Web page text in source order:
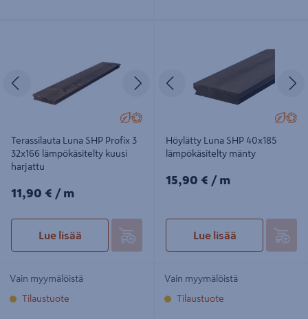
Edellinen Seuraava
Terassilauta Luna SHP Profix 3
32x166 lämpökäsitelty kuusi
harjattu
11,90€/m
11,90 € / m
Lue lisää
Vain myymälöistä
Tilaustuote
Edellinen
Höylätty Luna SHP 40x185
lämpökäsitelty mänty
15,90€/m
15,90 € / m
Lue lisää
Vain myymälöistä
Tilaustuote